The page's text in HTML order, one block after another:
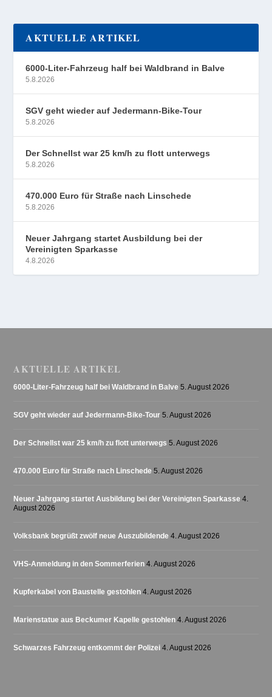
AKTUELLE ARTIKEL
6000-Liter-Fahrzeug half bei Waldbrand in Balve
5.8.2026
SGV geht wieder auf Jedermann-Bike-Tour
5.8.2026
Der Schnellst war 25 km/h zu flott unterwegs
5.8.2026
470.000 Euro für Straße nach Linschede
5.8.2026
Neuer Jahrgang startet Ausbildung bei der
Vereinigten Sparkasse
4.8.2026
AKTUELLE ARTIKEL
6000-Liter-Fahrzeug half bei Waldbrand in Balve 5. August 2026
SGV geht wieder auf Jedermann-Bike-Tour 5. August 2026
Der Schnellst war 25 km/h zu flott unterwegs 5. August 2026
470.000 Euro für Straße nach Linschede 5. August 2026
Neuer Jahrgang startet Ausbildung bei der Vereinigten Sparkasse 4.
August 2026
Volksbank begrüßt zwölf neue Auszubildende 4. August 2026
VHS-Anmeldung in den Sommerferien 4. August 2026
Kupferkabel von Baustelle gestohlen 4. August 2026
Marienstatue aus Beckumer Kapelle gestohlen 4. August 2026
Schwarzes Fahrzeug entkommt der Polizei 4. August 2026